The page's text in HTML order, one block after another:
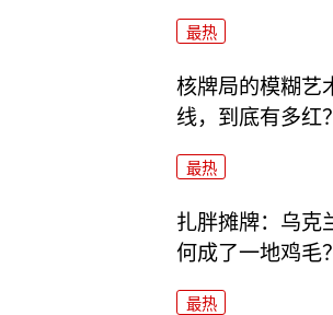
最热
核牌局的模糊艺
线，到底有多红？
最热
扎胖摊牌：乌克
何成了一地鸡毛？
最热